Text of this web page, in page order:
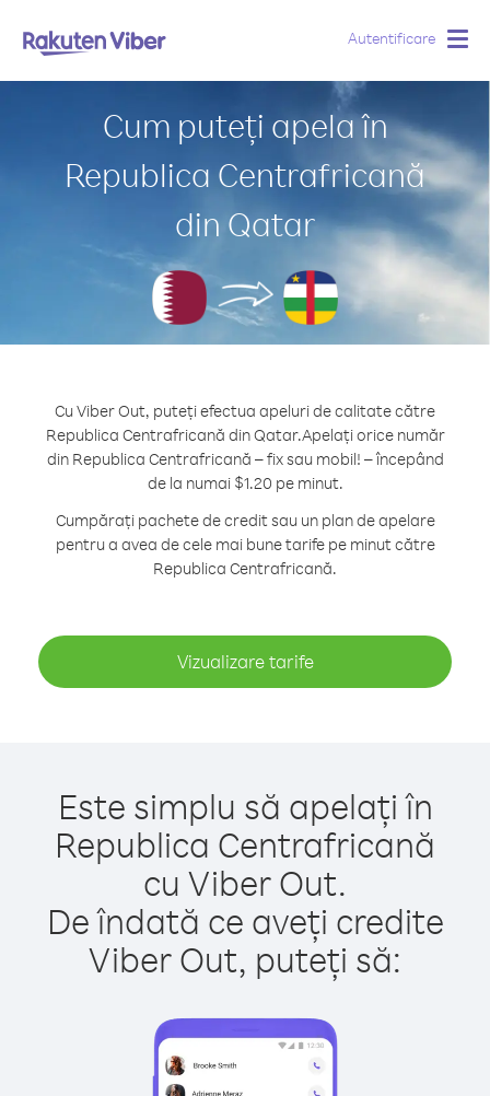
Autentificare
Cum puteți apela în
Republica Centrafricană
din Qatar
Cu Viber Out, puteți efectua apeluri de calitate către
Republica Centrafricană din Qatar.Apelați orice număr
din Republica Centrafricană – fix sau mobil! – începând
de la numai $1.20 pe minut.
Cumpărați pachete de credit sau un plan de apelare
pentru a avea de cele mai bune tarife pe minut către
Republica Centrafricană.
Vizualizare tarife
Este simplu să apelați în
Republica Centrafricană
cu Viber Out.
De îndată ce aveți credite
Viber Out, puteți să: